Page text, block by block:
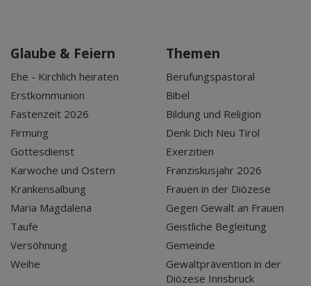
Glaube & Feiern
Ehe - Kirchlich heiraten
Erstkommunion
Fastenzeit 2026
Firmung
Gottesdienst
Karwoche und Ostern
Krankensalbung
Maria Magdalena
Taufe
Versöhnung
Weihe
Themen
Berufungspastoral
Bibel
Bildung und Religion
Denk Dich Neu Tirol
Exerzitien
Franziskusjahr 2026
Frauen in der Diözese
Gegen Gewalt an Frauen
Geistliche Begleitung
Gemeinde
Gewaltprävention in der
Diözese Innsbruck